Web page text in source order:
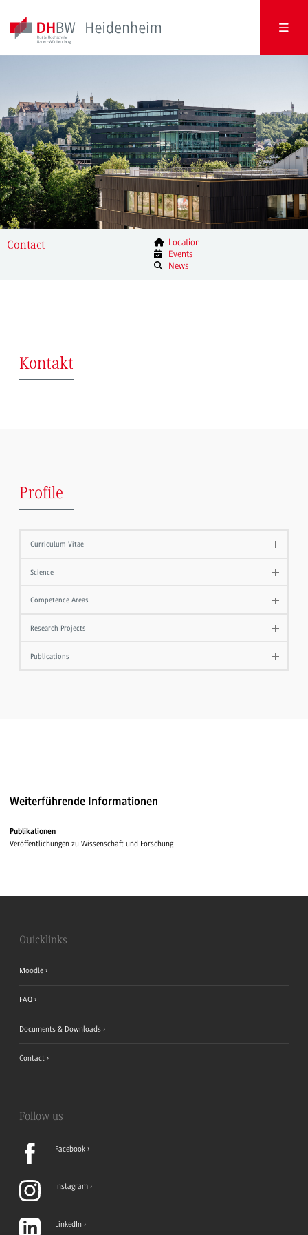
Contact
Location
Events
News
Kontakt
Profile
Curriculum Vitae
Science
Competence Areas
Research Projects
Publications
Weiterführende Informationen
Publikationen
Veröffentlichungen zu Wissenschaft und Forschung
Quicklinks
Moodle
FAQ
Documents & Downloads
Contact
Follow us
Facebook
Instagram
LinkedIn